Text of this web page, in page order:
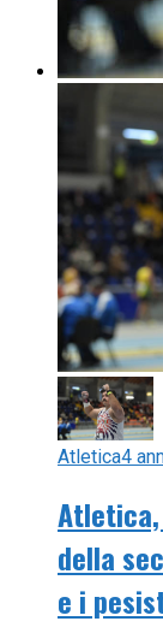
Atletica4
della
e i